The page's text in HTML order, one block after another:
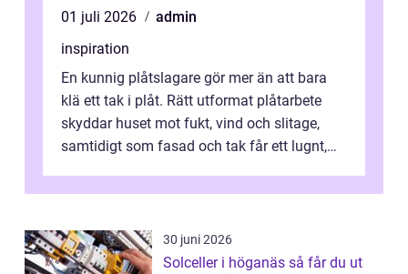
01 juli 2026
admin
inspiration
En kunnig plåtslagare gör mer än att bara
klä ett tak i plåt. Rätt utformat plåtarbete
skyddar huset mot fukt, vind och slitage,
samtidigt som fasad och tak får ett lugnt,
30 juni 2026
Solceller i höganäs så får du ut